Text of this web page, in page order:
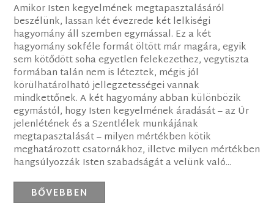
Amikor Isten kegyelmének megtapasztalásáról
beszélünk, lassan két évezrede két lelkiségi
hagyomány áll szemben egymással. Ez a két
hagyomány sokféle formát öltött már magára, egyik
sem kötődött soha egyetlen felekezethez, vegytiszta
formában talán nem is léteztek, mégis jól
körülhatárolható jellegzetességei vannak
mindkettőnek. A két hagyomány abban különbözik
egymástól, hogy Isten kegyelmének áradását – az Úr
jelenlétének és a Szentlélek munkájának
megtapasztalását – milyen mértékben kötik
meghatározott csatornákhoz, illetve milyen mértékben
hangsúlyozzák Isten szabadságát a velünk való...
BŐVEBBEN